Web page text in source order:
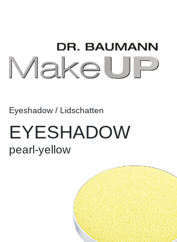
Eyeshadow / Lidschatten
EYESHADOW
pearl-yellow